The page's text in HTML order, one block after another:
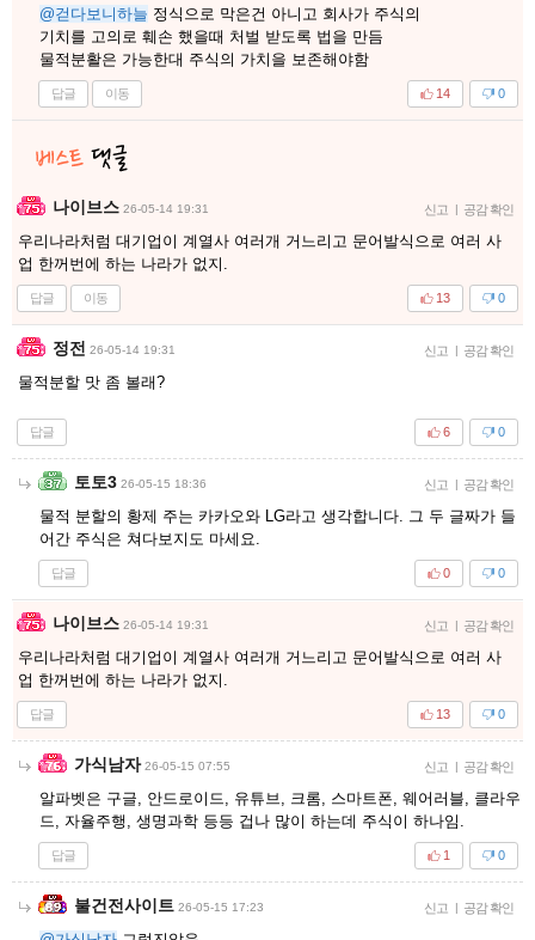
@걷다보니하늘 정식으로 막은건 아니고 회사가 주식의
기치를 고의로 훼손 했을때 처벌 받도록 법을 만듬
물적분활은 가능한대 주식의 가치을 보존해야함
답글 이동 0
14
나이브스 26-05-14 19:31 신고 | 공감 확인
우리나라처럼 대기업이 계열사 여러개 거느리고 문어발식으로 여러 사
업 한꺼번에 하는 나라가 없지.
답글 이동 0
13
정전 26-05-14 19:31 신고 | 공감 확인
물적분할 맛 좀 볼래?
답글 0
6
토토3 26-05-15 18:36 신고 | 공감 확인
물적 분할의 황제 주는 카카오와 LG라고 생각합니다. 그 두 글짜가 들
어간 주식은 쳐다보지도 마세요.
답글 0
0
나이브스 26-05-14 19:31 신고 | 공감 확인
우리나라처럼 대기업이 계열사 여러개 거느리고 문어발식으로 여러 사
업 한꺼번에 하는 나라가 없지.
답글 0
13
가식남자 26-05-15 07:55 신고 | 공감 확인
알파벳은 구글, 안드로이드, 유튜브, 크롬, 스마트폰, 웨어러블, 클라우
드, 자율주행, 생명과학 등등 겁나 많이 하는데 주식이 하나임.
답글 0
1
불건전사이트 26-05-15 17:23 신고 | 공감 확인